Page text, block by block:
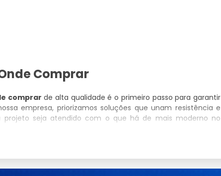
Comprar
comprar de alta qualidade é o primeiro passo para garantir
empresa, priorizamos soluções que unam resistência e
projeto seja atendido com o que há de mais moderno no
Fios Onde Comprar conosco?